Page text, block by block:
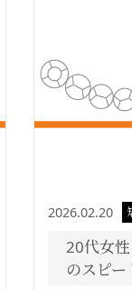
2026.02.20
20代女
のスピ